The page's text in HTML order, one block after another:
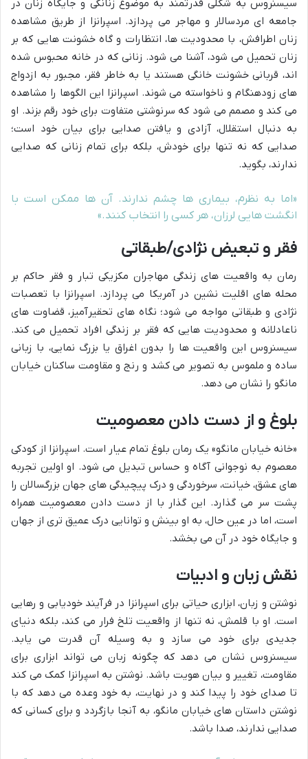
سیسنروس به شکلی قدرتمند به موضوع زنانگی و جایگاه زنان در
جامعه ای مردسالار و مهاجر می پردازد. اسپرانزا از طریق مشاهده
زنان اطرافش، با محدودیت ها، انتظارات و گاه خشونت هایی که بر
زنان تحمیل می شود، آشنا می شود. زنانی که در خانه محبوس شده
اند، قربانی خشونت خانگی هستند یا به خاطر فقر، مجبور به ازدواج
های زودهنگام و ناخواسته می شوند. اسپرانزا این الگوها را مشاهده
می کند و مصمم می شود که سرنوشتی متفاوت برای خود رقم بزند. او
به دنبال استقلال، آزادی و یافتن صدایی برای بیان خود است؛
صدایی که نه تنها برای خودش، بلکه برای تمام زنانی که صدایی
ندارند، بگوید.
«اما به نظرم، بیماری ها چشم ندارند. آن ها ممکن است با
انگشت هایی لرزان، هر کسی را انتخاب کنند.»
فقر و تبعیض نژادی/طبقاتی
رمان به واقعیت های زندگی مهاجران مکزیکی تبار و فقر حاکم بر
محله های اقلیت نشین در آمریکا می پردازد. اسپرانزا با تعصبات
نژادی و طبقاتی مواجه می شود؛ نگاه های تحقیرآمیز، قضاوت های
ناعادلانه و محدودیت هایی که فقر بر زندگی افراد تحمیل می کند.
سیسنروس این واقعیت ها را بدون اغراق یا بزرگ نمایی، با زبانی
ساده و ملموس به تصویر می کشد و رنج و مقاومت ساکنان خیابان
مانگو را نشان می دهد.
بلوغ و از دست دادن معصومیت
«خانه خیابان مانگو» یک رمان بلوغ تمام عیار است. اسپرانزا از کودکی
معصوم به نوجوانی آگاه و حساس تبدیل می شود. او اولین تجربه
های عشق، خیانت، سرخوردگی و درک پیچیدگی های جهان بزرگسالان را
پشت سر می گذارد. این گذار با از دست دادن معصومیت همراه
است، اما در عین حال، به او بینش و توانایی درک عمیق تری از جهان
و جایگاه خود در آن می بخشد.
نقش زبان و ادبیات
نوشتن و زبان، ابزاری حیاتی برای اسپرانزا در فرآیند خودیابی و رهایی
است. او با قلمش، نه تنها از واقعیت تلخ فرار می کند، بلکه دنیای
جدیدی برای خود می سازد و به وسیله آن قدرت می یابد.
سیسنروس نشان می دهد که چگونه زبان می تواند ابزاری برای
مقاومت، تغییر و بیان هویت باشد. نوشتن به اسپرانزا کمک می کند
تا صدای خود را پیدا کند و در نهایت، به خود وعده می دهد که با
نوشتن داستان های خیابان مانگو، به آنجا بازگردد و برای کسانی که
صدایی ندارند، صدا باشد.